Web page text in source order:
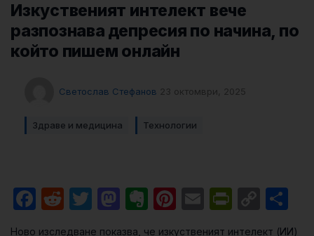
Изкуственият интелект вече
разпознава депресия по начина, по
който пишем онлайн
Светослав Стефанов 23 октомври, 2025
Здраве и медицина Технологии
Facebook
RedditTwitter
Mastodon
Evernote
Pinterest
Email
Link
Новo изследване показва, че изкуственият интелект (ИИ)